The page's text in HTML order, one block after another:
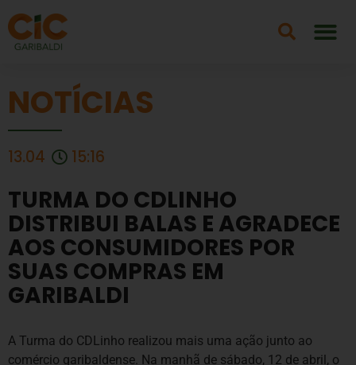
NOTÍCIAS
13.04 15:16
TURMA DO CDLINHO
DISTRIBUI BALAS E AGRADECE
AOS CONSUMIDORES POR
SUAS COMPRAS EM
GARIBALDI
A Turma do CDLinho realizou mais uma ação junto ao
comércio garibaldense. Na manhã de sábado, 12 de abril, o